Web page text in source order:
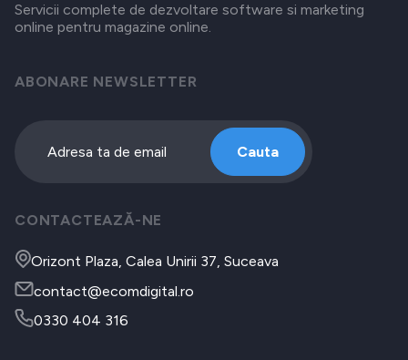
Servicii complete de dezvoltare software si marketing
online pentru magazine online.
ABONARE NEWSLETTER
Cauta
CONTACTEAZĂ-NE
Orizont Plaza, Calea Unirii 37, Suceava
contact@ecomdigital.ro
0330 404 316